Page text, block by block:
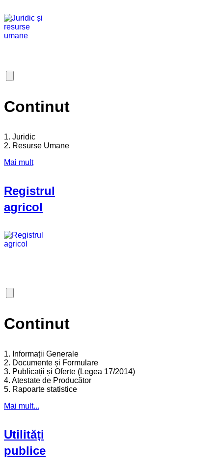
Continut
1. Juridic
2. Resurse Umane
Mai mult
Registrul
agricol
Continut
1. Informații Generale
2. Documente și Formulare
3. Publicații și Oferte (Legea 17/2014)
4. Atestate de Producător
5. Rapoarte statistice
Mai mult...
Utilități
publice